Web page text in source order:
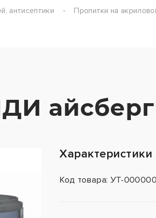
антисептики Пропитки на
айсберг
Характеристики
Код товара: УТ-